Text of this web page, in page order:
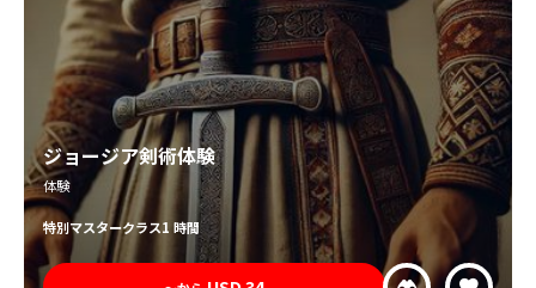
ジョージア剣術体験
体験
特別マスタークラス1 時間